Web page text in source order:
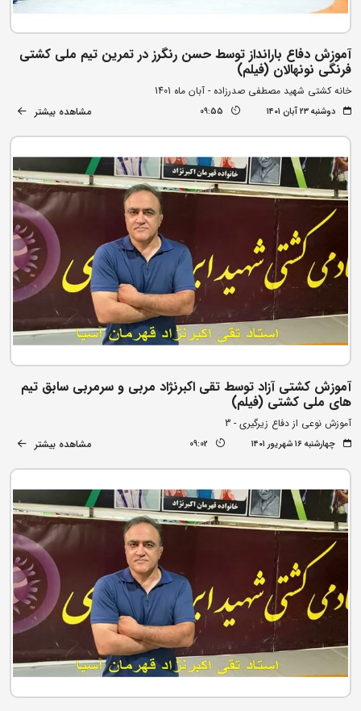
آموزش دفاع بارانداز توسط حسن رنگرز در تمرین تیم ملی کشتی
فرنگی نونهالان (فیلم)
خانه کشتی شهید مصطفی صدرزاده - آبان ماه 1401
دوشنبه ۲۳ آبان ۱۴۰۱ 09:55 مشاهده بیشتر
آموزش کشتی آزاد توسط تقی اکبرنژاد مربی و سرمربی سابق تیم
های ملی کشتی (فیلم)
آموزش نوعی از دفاع زیرگیری - 3
چهارشنبه ۱۶ شهریور ۱۴۰۱ 09:02 مشاهده بیشتر